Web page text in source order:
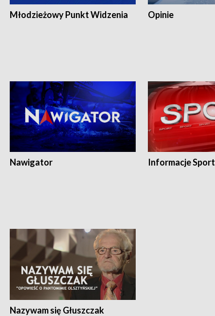
Młodzieżowy Punkt Widzenia Opinie
Nawigator Informacje Sport
Nazywam się Głuszczak